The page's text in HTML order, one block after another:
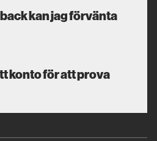
kan jag förvänta
konto för att prova